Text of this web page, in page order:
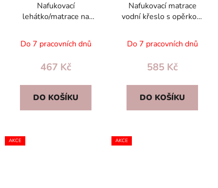
Nafukovací
lehátko/matrace na
držáky nápojů – modro-
bílé
Do 7 pracovních dnů
467 Kč
DO KOŠÍKU
Nafukovací matrace
vodní křeslo s opěrkou,
nápoje – modré
Do 7 pracovních dnů
585 Kč
DO KOŠÍKU
AKCE AKCE